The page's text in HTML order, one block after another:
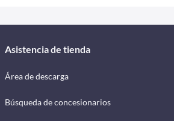
Asistencia de tienda
Área de descarga
Búsqueda de concesionarios